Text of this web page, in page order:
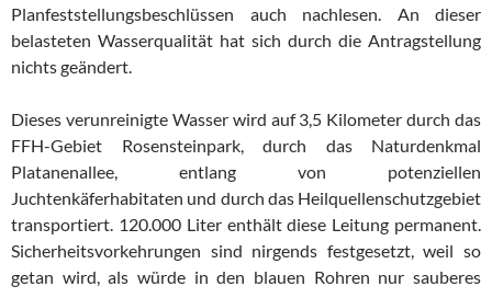
Planfeststellungsbeschlüssen auch nachlesen. An dieser
belasteten Wasserqualität hat sich durch die Antragstellung
nichts geändert.
Dieses verunreinigte Wasser wird auf 3,5 Kilometer durch das
FFH-Gebiet Rosensteinpark, durch das Naturdenkmal
Platanenallee, entlang von potenziellen
Juchtenkäferhabitaten und durch das Heilquellenschutzgebiet
transportiert. 120.000 Liter enthält diese Leitung permanent.
Sicherheitsvorkehrungen sind nirgends festgesetzt, weil so
getan wird, als würde in den blauen Rohren nur sauberes